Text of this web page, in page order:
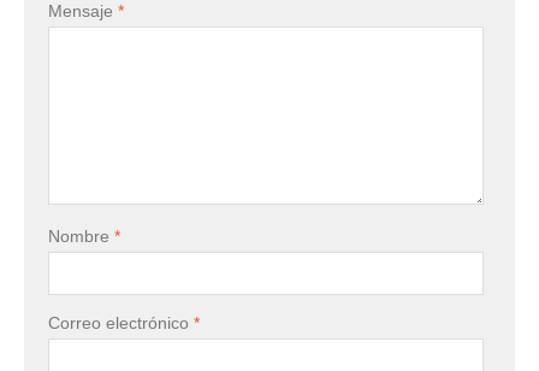
Mensaje *
Nombre *
Correo electrónico *